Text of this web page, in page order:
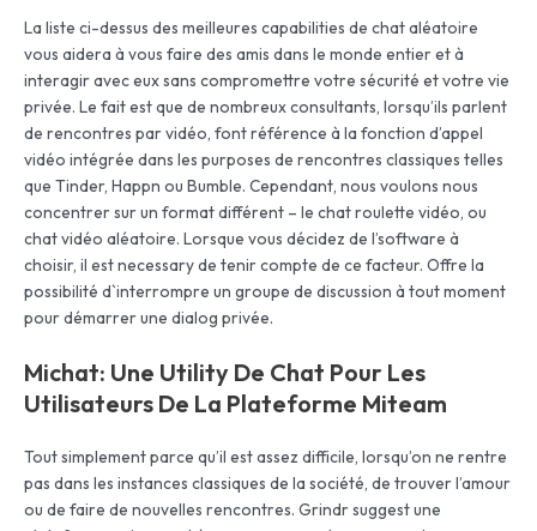
La liste ci-dessus des meilleures capabilities de chat aléatoire
vous aidera à vous faire des amis dans le monde entier et à
interagir avec eux sans compromettre votre sécurité et votre vie
privée. Le fait est que de nombreux consultants, lorsqu’ils parlent
de rencontres par vidéo, font référence à la fonction d’appel
vidéo intégrée dans les purposes de rencontres classiques telles
que Tinder, Happn ou Bumble. Cependant, nous voulons nous
concentrer sur un format différent – le chat roulette vidéo, ou
chat vidéo aléatoire. Lorsque vous décidez de l’software à
choisir, il est necessary de tenir compte de ce facteur. Offre la
possibilité d`interrompre un groupe de discussion à tout moment
pour démarrer une dialog privée.
Michat: Une Utility De Chat Pour Les
Utilisateurs De La Plateforme Miteam
Tout simplement parce qu’il est assez difficile, lorsqu’on ne rentre
pas dans les instances classiques de la société, de trouver l’amour
ou de faire de nouvelles rencontres. Grindr suggest une